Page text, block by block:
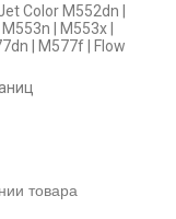
Color M552dn |
| M553x |
| M577f | Flow
товара